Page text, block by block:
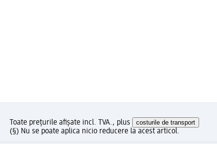
Toate prețurile afișate incl. TVA., plus costurile de transport
(§) Nu se poate aplica nicio reducere la acest articol.